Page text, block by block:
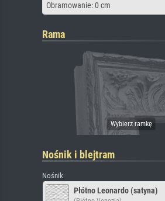
Obramowanie: 0 cm
Rama
Nośnik i blejtram
Nośnik
Płótno Leonardo (satyna)